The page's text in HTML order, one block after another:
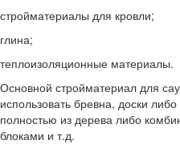
стройматериалы для кровли;
глина;
теплоизоляционные материалы.
Основной стройматериал для
использовать бревна, доски
полностью из дерева либо
блоками и т.д.